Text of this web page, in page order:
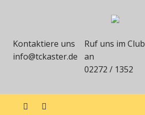
Kontaktiere uns
info@tckaster.de
Ruf uns im Club
an
02272 / 1352